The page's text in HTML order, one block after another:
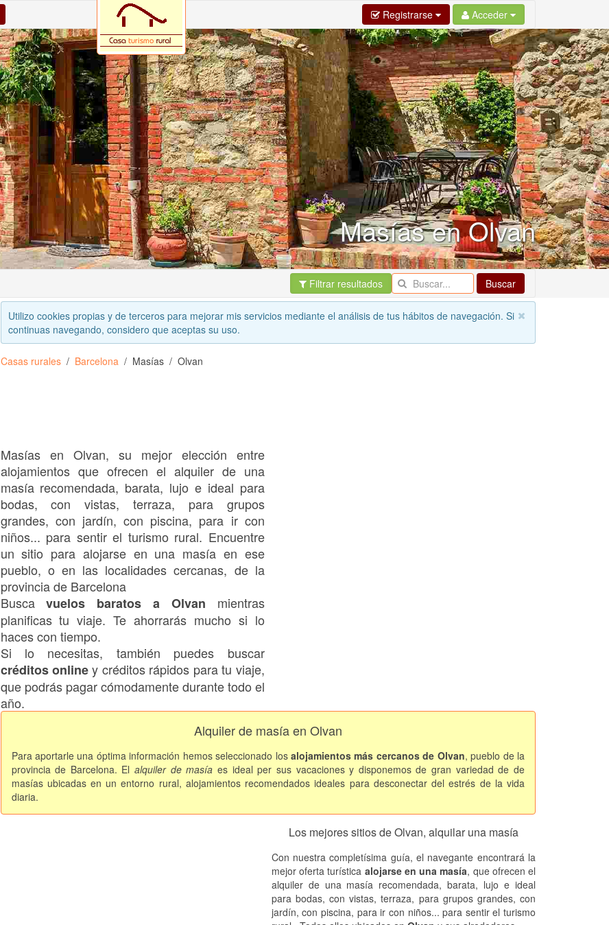
Registrarse Acceder
Masías en Olvan
Filtrar resultados Buscar
Utilizo cookies propias y de terceros para mejorar mis servicios mediante el análisis de tus hábitos de navegación. Si
continuas navegando, considero que aceptas su uso.
Casas rurales Barcelona Masías Olvan
Masías en Olvan, su mejor elección entre
alojamientos que ofrecen el alquiler de una
masía recomendada, barata, lujo e ideal para
bodas, con vistas, terraza, para grupos
grandes, con jardín, con piscina, para ir con
niños... para sentir el turismo rural. Encuentre
un sitio para alojarse en una masía en ese
pueblo, o en las localidades cercanas, de la
provincia de Barcelona
Buscavuelos baratos a Olvan mientras
planificas tu viaje. Te ahorrarás mucho si lo
haces con tiempo.
Si lo necesitas, también puedes buscar
créditos onliney créditos rápidos para tu viaje,
que podrás pagar cómodamente durante todo el
año.
Alquiler de masía en Olvan
Para aportarle una óptima información hemos seleccionado los alojamientos más cercanos de Olvan, pueblo de la
provincia de Barcelona. Elalquiler de masía es ideal per sus vacaciones y disponemos de gran variedad de de
masías ubicadas en un entorno rural, alojamientos recomendados ideales para desconectar del estrés de la vida
diaria.
Los mejores sitios de Olvan, alquilar una masía
Con nuestra completísima guía, el navegante encontrará la
mejor oferta turística alojarse en una masía, que ofrecen el
alquiler de una masía recomendada, barata, lujo e ideal
para bodas, con vistas, terraza, para grupos grandes, con
jardín, con piscina, para ir con niños... para sentir el turismo